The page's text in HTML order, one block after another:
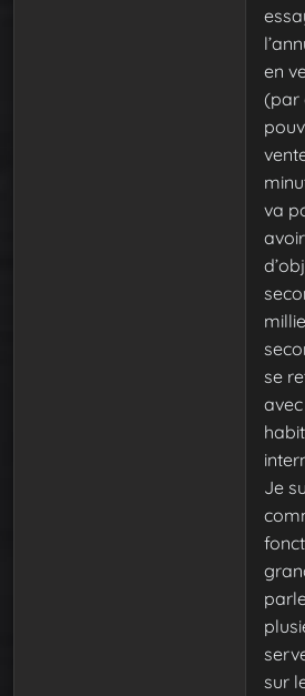
en
(par
va
se
Je
sur